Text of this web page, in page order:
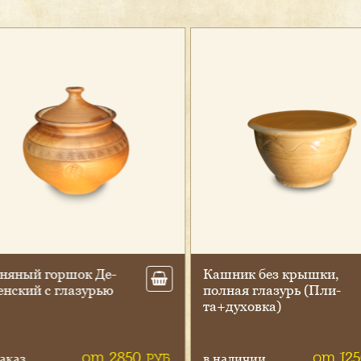
гор­шок Де­
с гла­зурью
от 2850
Каш­ник без крыш­ки,
пол­ная гла­зурь (Пли­
та+ду­хов­ка)
от